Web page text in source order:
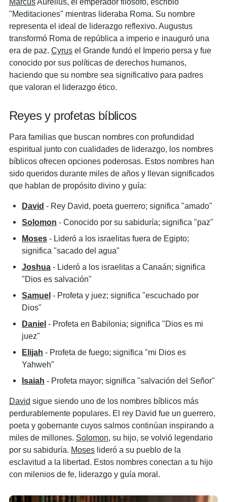
"Meditaciones" mientras lideraba Roma. Su nombre
representa el ideal de liderazgo reflexivo. Augustus
transformó Roma de república a imperio e inauguró una
era de paz. Cyrus el Grande fundó el Imperio persa y fue
conocido por sus políticas de derechos humanos,
haciendo que su nombre sea significativo para padres
que valoran el liderazgo ético.
Reyes y profetas bíblicos
Para familias que buscan nombres con profundidad
espiritual junto con cualidades de liderazgo, los nombres
bíblicos ofrecen opciones poderosas. Estos nombres han
sido queridos durante miles de años y llevan significados
que hablan de propósito divino y guía:
David - Rey David, poeta guerrero; significa "amado"
Solomon - Conocido por su sabiduría; significa "paz"
Moses - Lideró a los israelitas fuera de Egipto;
significa "sacado del agua"
Joshua - Lideró a los israelitas a Canaán; significa
"Dios es salvación"
Samuel - Profeta y juez; significa "escuchado por
Dios"
Daniel - Profeta en Babilonia; significa "Dios es mi
juez"
Elijah - Profeta de fuego; significa "mi Dios es
Yahweh"
Isaiah - Profeta mayor; significa "salvación del Señor"
David sigue siendo uno de los nombres bíblicos más
perdurablemente populares. El rey David fue un guerrero,
poeta y gobernante cuyos salmos continúan inspirando a
miles de millones. Solomon, su hijo, se volvió legendario
por su sabiduría. Moses lideró a su pueblo de la
esclavitud a la libertad. Estos nombres conectan a tu hijo
con milenios de fe, liderazgo y guía moral.